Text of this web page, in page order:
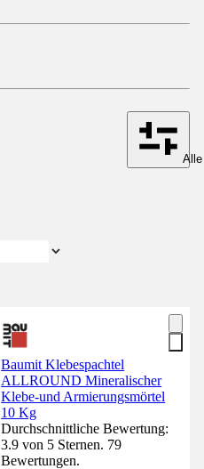
Baumit Klebespachtel
ALLROUND Mineralischer
Klebe-und Armierungsmörtel
10 Kg
Durchschnittliche Bewertung:
3.9 von 5 Sternen. 79
Bewertungen.